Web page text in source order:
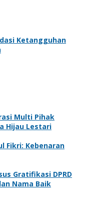
Ketangguhan
Multi Pihak
Hijau Lestari
Fikri: Kebenaran
Gratifikasi DPRD
Nama Baik